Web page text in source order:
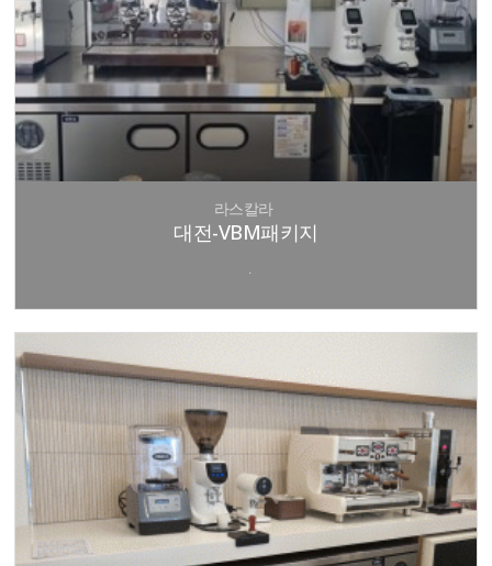
라스칼라
대전-VBM패키지